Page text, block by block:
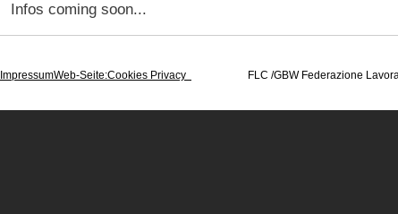
Infos coming soon...
ImpressumWeb-Seite:Cookies Privacy FLC /GBW Federazione Lavoratori